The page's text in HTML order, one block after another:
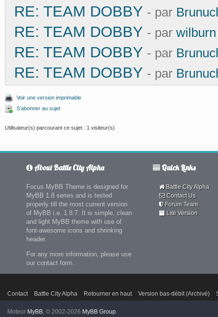
RE: TEAM DOBBY - par
RE: TEAM DOBBY - par wilburn
RE: TEAM DOBBY - par
RE: TEAM DOBBY - par
Voir une version imprimable
S’abonner au sujet
Utilisateur(s) parcourant ce sujet : 1 visiteur(s)
About Battle City Alpha
Focus MyBB Theme is designed for
MyBB 1.8 series and is tested
properly till the most current version
of MyBB i.e. 1.8.7. It is simple, clean
and light MyBB theme with use of
font-awesome icons and shrinking
header.
For any more information, please use
our contact form.
Quick Links
Battle City Alpha
Contact Us
Forum Team
Lite Version
Contact Battle City Alpha Retourner en haut Version bas-débit (Archivé)
Moteur MyBB, © 2002-2026 MyBB Group.